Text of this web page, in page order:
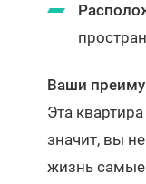
Ваши
Эта
значит, вы
жизнь самые